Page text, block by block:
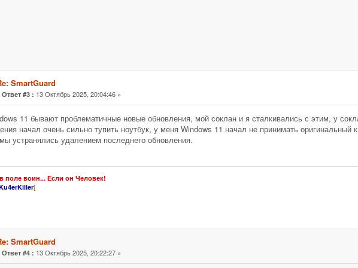
SmartGuard
Ответ #3 : 13 Октябрь 2025, 20:04:46 »
11 бывают проблематичные новые обновления, мой соклан и я сталкивались с этим, у
начал очень сильно тупить ноутбук, у меня Windows 11 начал не принимать оригинальный
устранялись удалением последнего обновления.
поле воин... Если он Человек!
[
SmartGuard
Ответ #4 : 13 Октябрь 2025, 20:22:27 »